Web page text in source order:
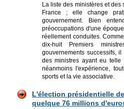
La liste des ministères et des
France ; elle change
gouvernement. Bien
préoccupations d'une
réellement conduites.
dix-huit Premiers
gouvernements successifs,
des ministres ayant eu telle
néanmoins l'expérience,
sports et la vie associative.
L'élection présidentielle
quelque 76 millions